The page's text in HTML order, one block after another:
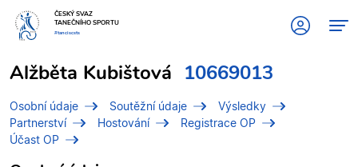
ČESKÝ SVAZ
TANEČNÍHO SPORTU
#tanciscsts
Alžběta Kubištová 10669013
Osobní údaje Soutěžní údaje
Výsledky
Partnerství
Hostování
Registrace OP
Účast OP